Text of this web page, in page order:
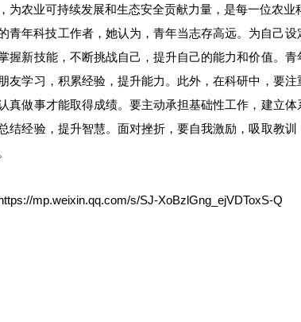
为农业可持续发展和生态安全贡献力量，是每一位农业
青年科技工作者，她认为，青年当志存高远。为自己
握新技能，不断挑战自己，提升自己的能力和价值。
友学习，积累经验，提升能力。此外，在科研中，要
真做事才能取得成绩。要主动承担基础性工作，建立
结经验，提升智慧。面对挫折，要自我激励，吸取教
mp.weixin.qq.com/s/SJ-XoBzlGng_ejVDToxS-Q